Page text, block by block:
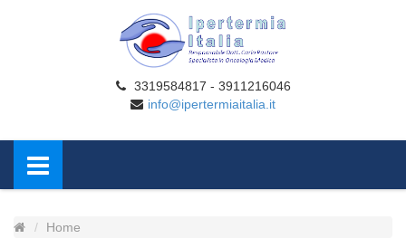
3319584817 - 3911216046
info@ipertermiaitalia.it
Home